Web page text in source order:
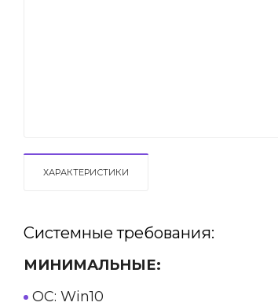
ХАРАКТЕРИСТИКИ
Системные требования:
МИНИМАЛЬНЫЕ:
ОС: Win10